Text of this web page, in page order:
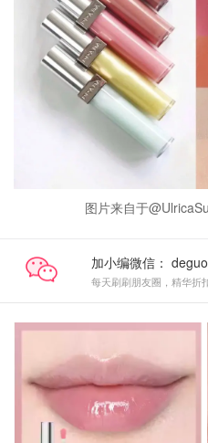
图片来自于
加小编微信：
每天刷刷朋友圈，精华折